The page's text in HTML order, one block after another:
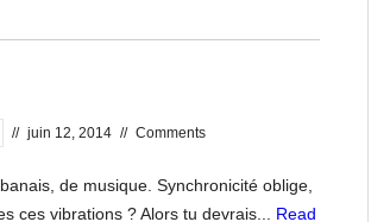
// juin 12, 2014 // Comments
de musique. Synchronicité oblige,
ces vibrations ? Alors tu devrais... Read